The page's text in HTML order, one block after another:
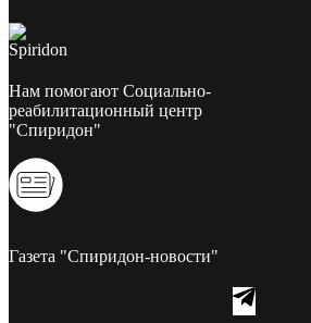
Нам помогают Социально-
реабилитационный центр
"Спиридон"
Газета "Спиридон-новости"